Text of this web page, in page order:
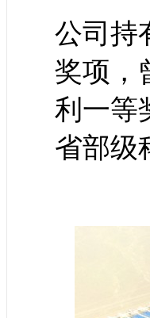
公司持
奖项，
利一等
省部级